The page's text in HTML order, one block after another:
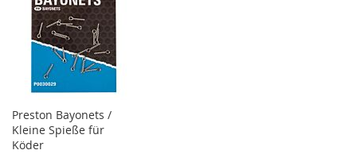
Preston Bayonets /
Kleine Spieße für
Köder